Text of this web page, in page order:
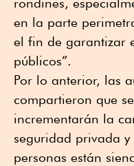
en la parte
el fin de garantizar
públicos”.
Por lo anterior, las
compartieron que
incrementarán la
seguridad privada
personas están